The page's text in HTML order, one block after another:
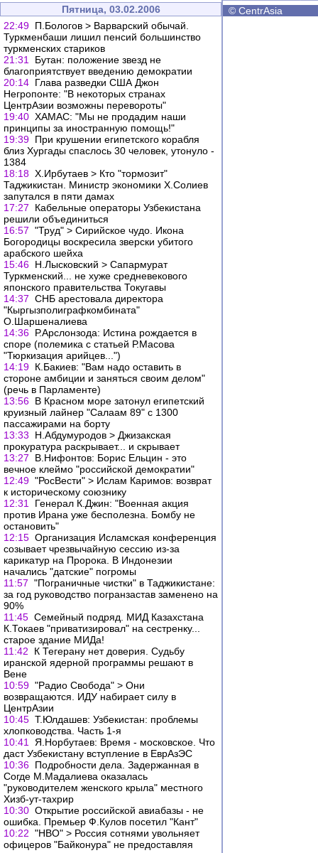
Пятница, 03.02.2006
22:49 П.Бологов > Варварский обычай.
Туркменбаши лишил пенсий большинство
туркменских стариков
21:31
Бутан: положение звезд не
благоприятствует введению демократии
20:14 Глава разведки США Джон
Негропонте: "В некоторых странах
ЦентрАзии возможны перевороты"
19:40 ХАМАС: "Мы не продадим наши
принципы за иностранную помощь!"
19:39 При крушении египетского корабля
близ Хургады спаслось 30 человек, утонуло -
1384
18:18 Х.Ирбутаев > Кто "тормозит"
Таджикистан. Министр экономики Х.Солиев
запутался в пяти дамах
17:27
Кабельные операторы Узбекистана
решили объединиться
16:57 "Труд" > Сирийское чудо. Икона
Богородицы воскресила зверски убитого
арабского шейха
15:46 Н.Лысковский > Сапармурат
Туркменский... не хуже средневекового
японского правительства Токугавы
14:37 СНБ арестовала директора
"Кыргызполиграфкомбината"
О.Шаршеналиева
14:36 Р.Арслонзода: Истина рождается в
споре (полемика с статьей Р.Масова
"Тюркизация арийцев...")
14:19 К.Бакиев: "Вам надо оставить в
стороне амбиции и заняться своим делом"
(речь в Парламенте)
13:56 В Красном море затонул египетский
круизный лайнер "Салаам 89" с 1300
пассажирами на борту
13:33
Н.Абдумуродов > Джизакская
прокуратура раскрывает... и скрывает
13:27
В.Нифонтов: Борис Ельцин - это
вечное клеймо "российской демократии"
12:49 "РосВести" > Ислам Каримов: возврат
к историческому союзнику
12:31
Генерал К.Джин: "Военная акция
против Ирана уже бесполезна. Бомбу не
остановить"
12:15 Организация Исламская конференция
созывает чрезвычайную сессию из-за
карикатур на Пророка. В Индонезии
начались "датские" погромы
11:57 "Пограничные чистки" в Таджикистане:
за год руководство погранзастав заменено на
90%
11:45 Семейный подряд. МИД Казахстана
К.Токаев "приватизировал" на сестренку...
старое здание МИДа!
11:42
К Тегерану нет доверия. Судьбу
иранской ядерной программы решают в
Вене
10:59 "Радио Свобода" > Они
возвращаются. ИДУ набирает силу в
ЦентрАзии
10:45 Т.Юлдашев: Узбекистан: проблемы
хлопководства. Часть 1-я
10:41
Я.Норбутаев: Время - московское. Что
даст Узбекистану вступление в ЕврАзЭС
10:36 Подробности дела. Задержанная в
Согде М.Мадалиева оказалась
"руководителем женского крыла" местного
Хизб-ут-тахрир
10:30 Открытие российской авиабазы - не
ошибка. Премьер Ф.Кулов посетил "Кант"
10:22 "НВО" > Россия сотнями увольняет
офицеров "Байконура" не предоставляя
© CentrAsia